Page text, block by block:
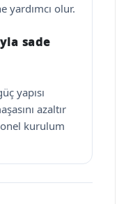
yardımcı olur.
sade
yapısı
azaltır
kurulum